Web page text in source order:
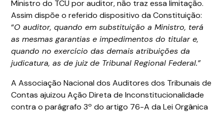
Ministro do TCU por auditor, não traz essa limitação.
Assim dispõe o referido dispositivo da Constituição:
“O auditor, quando em substituição a Ministro, terá
as mesmas garantias e impedimentos do titular e,
quando no exercício das demais atribuições da
judicatura, as de juiz de Tribunal Regional Federal.”
A Associação Nacional dos Auditores dos Tribunais de
Contas ajuizou Ação Direta de Inconstitucionalidade
contra o parágrafo 3º do artigo 76-A da Lei Orgânica